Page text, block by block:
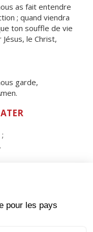
as fait entendre
; quand viendra
ton souffle de vie
le Christ,
garde,